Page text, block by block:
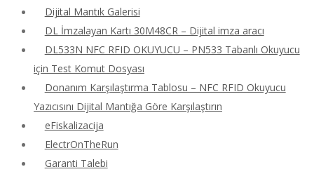
Dijital Mantık Galerisi
DL İmzalayan Kartı 30M48CR – Dijital imza aracı
DL533N NFC RFID OKUYUCU – PN533 Tabanlı Okuyucu
için Test Komut Dosyası
Donanım Karşılaştırma Tablosu – NFC RFID Okuyucu
Yazıcısını Dijital Mantığa Göre Karşılaştırın
eFiskalizacija
ElectrOnTheRun
Garanti Talebi